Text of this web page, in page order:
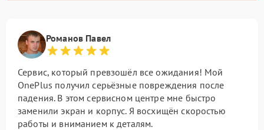
Романов Павел
Сервис, который превзошёл все ожидания! Мой
OnePlus получил серьёзные повреждения после
падения. В этом сервисном центре мне быстро
заменили экран и корпус. Я восхищён скоростью
работы и вниманием к деталям.